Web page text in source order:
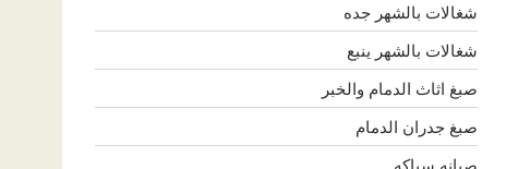
شغالات بالشهر جده
شغالات بالشهر ينبع
صبغ اثاث الدمام والخبر
صبغ جدران الدمام
صيانه سباكه